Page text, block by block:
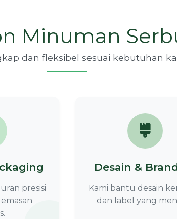
Minuman
dan fleksibel sesuai kebutuhan
presisi
Desain &
Kami bantu desain
dan label yang